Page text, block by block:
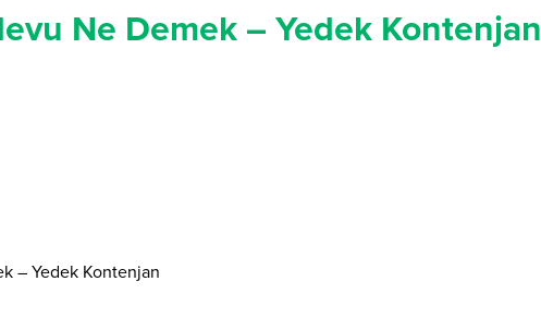
Ne Demek – Yedek Kontenjan